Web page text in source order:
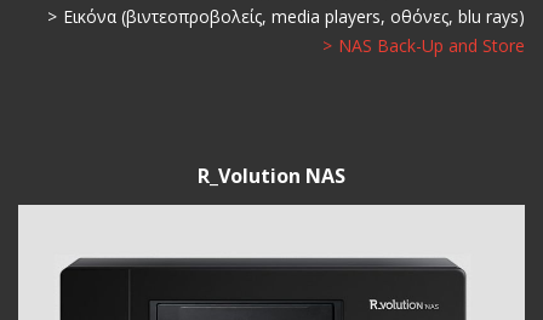
Εικόνα (βιντεοπροβολείς, media players, οθόνες, blu rays)
NAS Back-Up and Store
R_Volution NAS